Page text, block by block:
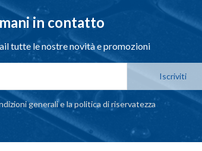
in contatto
tutte le nostre novità e promozioni
Iscriviti
generali e la politica di riservatezza